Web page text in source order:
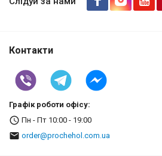
Контакти
Графік роботи офісу:
Пн - Пт 10:00 - 19:00
order@prochehol.com.ua